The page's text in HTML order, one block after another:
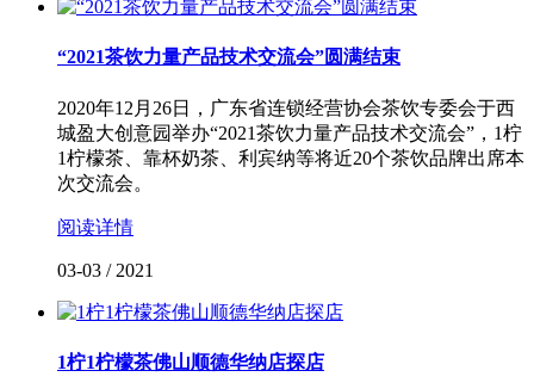
“2021茶饮力量产品技术交流会”圆满结束
2020年12月26日，广东省连锁经营协会茶饮专委会于西
城盈大创意园举办“2021茶饮力量产品技术交流会”，1柠
1柠檬茶、靠杯奶茶、利宾纳等将近20个茶饮品牌出席本
次交流会。
阅读详情
03-03 / 2021
1柠1柠檬茶佛山顺德华纳店探店